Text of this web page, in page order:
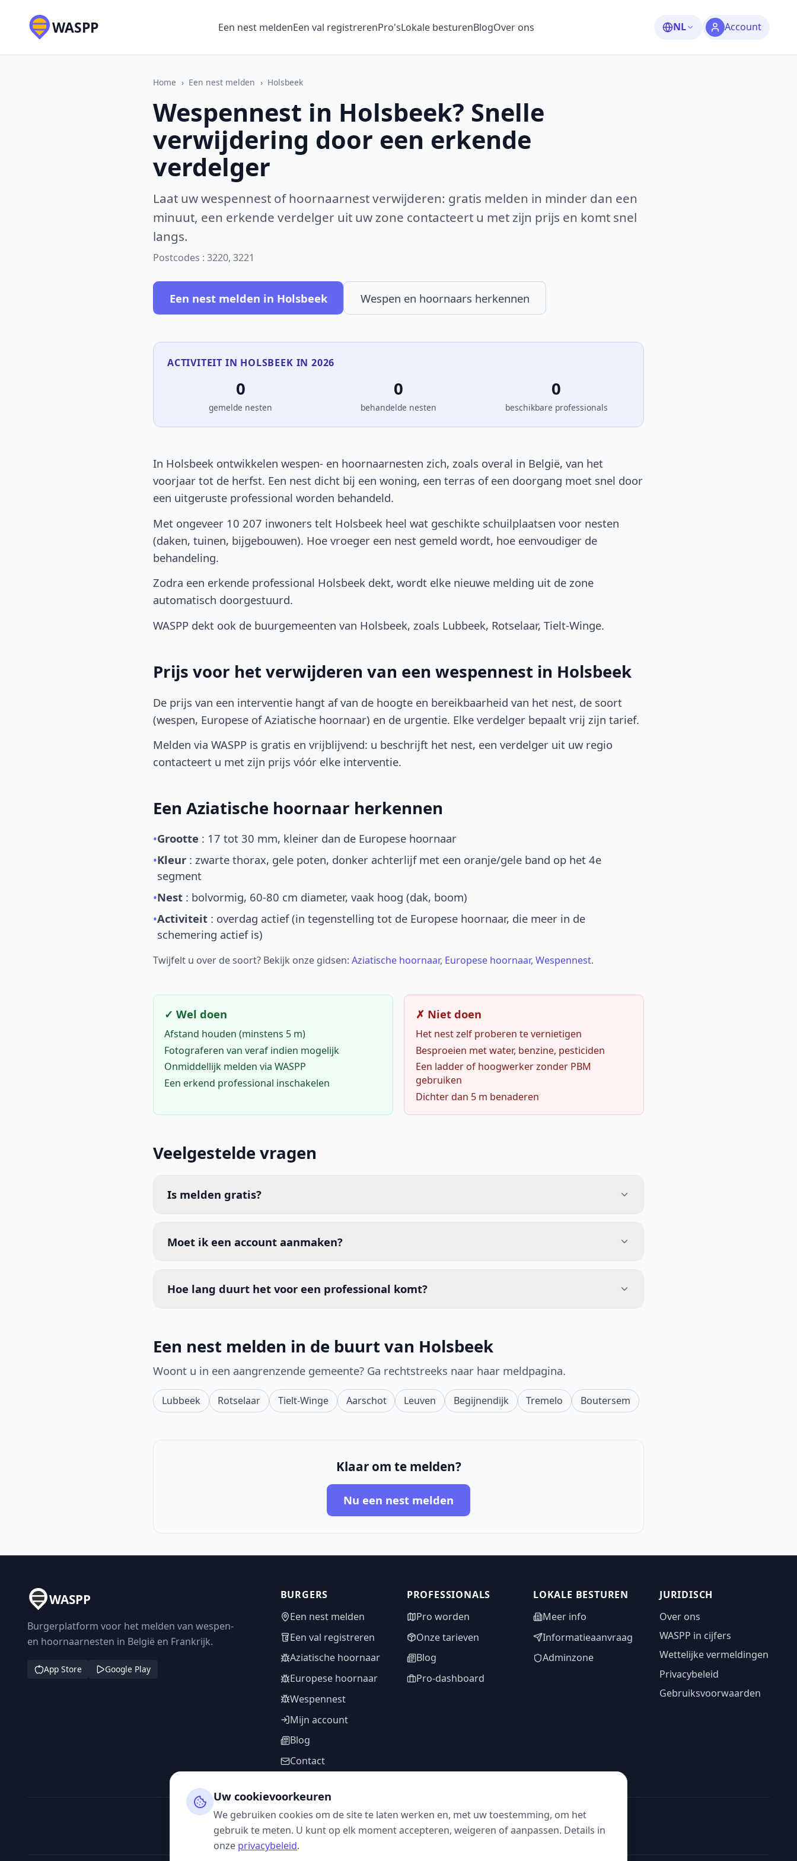
WASPP Een nest meldenEen val registrerenPro'sLokale besturenBlogOver ons NL Account
Home › Een nest melden › Holsbeek
Wespennest in Holsbeek? Snelle
verwijdering door een erkende
verdelger
Laat uw wespennest of hoornaarnest verwijderen: gratis melden in minder dan een
minuut, een erkende verdelger uit uw zone contacteert u met zijn prijs en komt snel
langs.
Postcodes : 3220, 3221
Een nest melden in Holsbeek Wespen en hoornaars herkennen
ACTIVITEIT IN HOLSBEEK IN 2026
0
gemelde nesten
0
behandelde nesten
0
beschikbare professionals
In Holsbeek ontwikkelen wespen- en hoornaarnesten zich, zoals overal in België, van het
voorjaar tot de herfst. Een nest dicht bij een woning, een terras of een doorgang moet snel door
een uitgeruste professional worden behandeld.
Met ongeveer 10 207 inwoners telt Holsbeek heel wat geschikte schuilplaatsen voor nesten
(daken, tuinen, bijgebouwen). Hoe vroeger een nest gemeld wordt, hoe eenvoudiger de
behandeling.
Zodra een erkende professional Holsbeek dekt, wordt elke nieuwe melding uit de zone
automatisch doorgestuurd.
WASPP dekt ook de buurgemeenten van Holsbeek, zoals Lubbeek, Rotselaar, Tielt-Winge.
Prijs voor het verwijderen van een wespennest in Holsbeek
De prijs van een interventie hangt af van de hoogte en bereikbaarheid van het nest, de soort
(wespen, Europese of Aziatische hoornaar) en de urgentie. Elke verdelger bepaalt vrij zijn tarief.
Melden via WASPP is gratis en vrijblijvend: u beschrijft het nest, een verdelger uit uw regio
contacteert u met zijn prijs vóór elke interventie.
Een Aziatische hoornaar herkennen
•Grootte : 17 tot 30 mm, kleiner dan de Europese hoornaar
•Kleur : zwarte thorax, gele poten, donker achterlijf met een oranje/gele band op het 4e
segment
•Nest : bolvormig, 60-80 cm diameter, vaak hoog (dak, boom)
•Activiteit : overdag actief (in tegenstelling tot de Europese hoornaar, die meer in de
schemering actief is)
Twijfelt u over de soort? Bekijk onze gidsen: Aziatische hoornaar, Europese hoornaar, Wespennest.
✓ Wel doen
Afstand houden (minstens 5 m)
Fotograferen van veraf indien mogelijk
Onmiddellijk melden via WASPP
Een erkend professional inschakelen
✗ Niet doen
Het nest zelf proberen te vernietigen
Besproeien met water, benzine, pesticiden
Een ladder of hoogwerker zonder PBM
gebruiken
Dichter dan 5 m benaderen
Veelgestelde vragen
Is melden gratis?
Moet ik een account aanmaken?
Hoe lang duurt het voor een professional komt?
Een nest melden in de buurt van Holsbeek
Woont u in een aangrenzende gemeente? Ga rechtstreeks naar haar meldpagina.
Lubbeek Rotselaar Tielt-Winge Aarschot Leuven Begijnendijk Tremelo Boutersem
Klaar om te melden?
Nu een nest melden
WASPP
Burgerplatform voor het melden van wespen-
en hoornaarnesten in België en Frankrijk.
App Store Google Play
BURGERS
Een nest melden
Een val registreren
Aziatische hoornaar
Europese hoornaar
Wespennest
Mijn account
Blog
Contact
PROFESSIONALS
Pro worden
Onze tarieven
Blog
Pro-dashboard
LOKALE BESTUREN
Meer info
Informatieaanvraag
Adminzone
JURIDISCH
Over ons
WASPP in cijfers
Wettelijke vermeldingen
Privacybeleid
Gebruiksvoorwaarden
VOLG ONS
Uw cookievoorkeuren
We gebruiken cookies om de site te laten werken en, met uw toestemming, om het
gebruik te meten. U kunt op elk moment accepteren, weigeren of aanpassen. Details in
onze privacybeleid.